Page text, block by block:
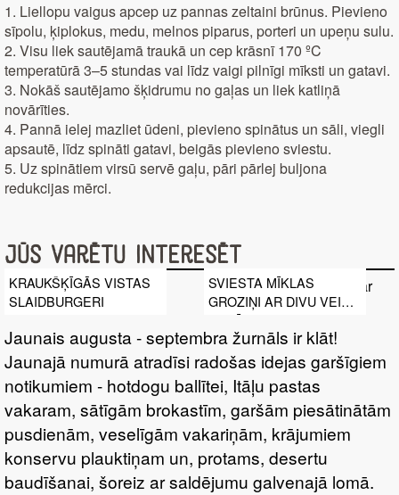
1. Liellopu vaigus apcep uz pannas zeltaini brūnus. Pievieno
sīpolu, ķiplokus, medu, melnos piparus, porteri un upeņu sulu.
2. Visu liek sautējamā traukā un cep krāsnī 170 ºC
temperatūrā 3–5 stundas vai līdz vaigi pilnīgi mīksti un gatavi.
3. Nokāš sautējamo šķidrumu no gaļas un liek katliņā
novārīties.
4. Pannā ielej mazliet ūdeni, pievieno spinātus un sāli, viegli
apsautē, līdz spināti gatavi, beigās pievieno sviestu.
5. Uz spinātiem virsū servē gaļu, pāri pārlej buljona
redukcijas mērci.
Jūs varētu interesēt
KRAUKŠĶĪGĀS VISTAS
SLAIDBURGERI
SVIESTA MĪKLAS
GROZIŅI AR DIVU VEIDU
PILDĪJUMIEM
Jaunais augusta - septembra žurnāls ir klāt!
Jaunajā numurā atradīsi radošas idejas garšīgiem
notikumiem - hotdogu ballītei, Itāļu pastas
vakaram, sātīgām brokastīm, garšām piesātinātām
pusdienām, veselīgām vakariņām, krājumiem
konservu plauktiņam un, protams, desertu
baudīšanai, šoreiz ar saldējumu galvenajā lomā.